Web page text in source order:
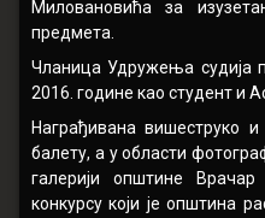
Миловановића за
предмета.
Чланица Удружења судија
2016. године као студент и
Награђивана вишеструко
балету, а у области
галерији општине
конкурсу који је општина